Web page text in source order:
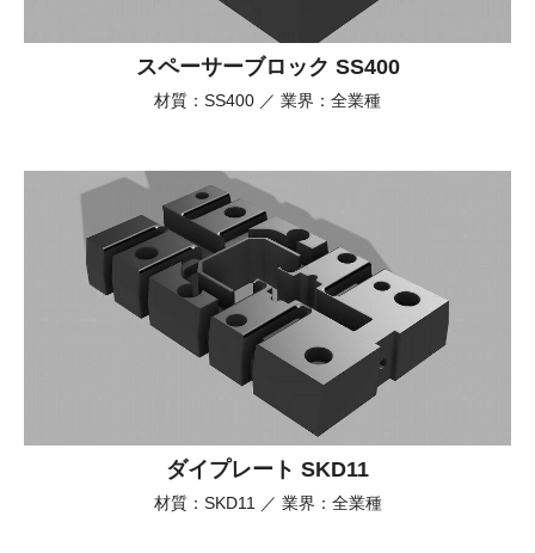
スペーサーブロック SS400
材質：SS400 ／ 業界：全業種
ダイプレート SKD11
材質：SKD11 ／ 業界：全業種